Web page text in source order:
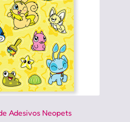
Adesivos Neopets